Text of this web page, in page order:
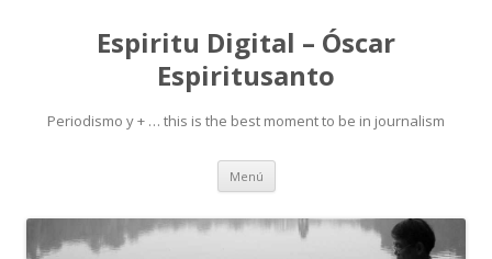
Espiritu Digital – Óscar
Espiritusanto
Periodismo y + … this is the best moment to be in journalism
Menú Ir
contenido